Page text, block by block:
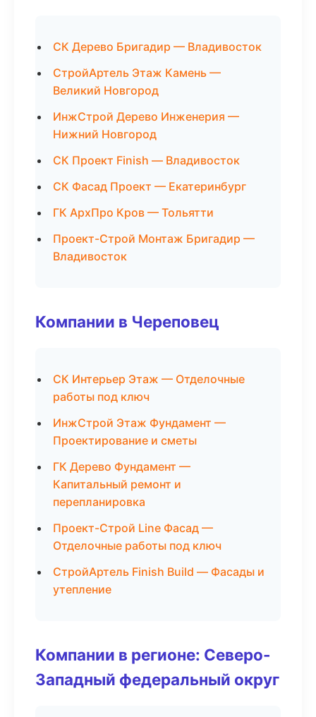
СК Дерево Бригадир — Владивосток
СтройАртель Этаж Камень —
Великий Новгород
ИнжСтрой Дерево Инженерия —
Нижний Новгород
СК Проект Finish — Владивосток
СК Фасад Проект — Екатеринбург
ГК АрхПро Кров — Тольятти
Проект-Строй Монтаж Бригадир —
Владивосток
Компании в Череповец
СК Интерьер Этаж — Отделочные
работы под ключ
ИнжСтрой Этаж Фундамент —
Проектирование и сметы
ГК Дерево Фундамент —
Капитальный ремонт и
перепланировка
Проект-Строй Line Фасад —
Отделочные работы под ключ
СтройАртель Finish Build — Фасады и
утепление
Компании в регионе: Северо-
Западный федеральный округ